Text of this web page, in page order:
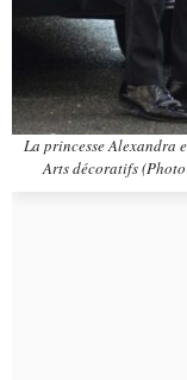
La princesse Alexandra
Arts décoratifs (Photo